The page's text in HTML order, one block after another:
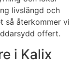
livslängd och
så återkommer vi
offert.
i Kalix